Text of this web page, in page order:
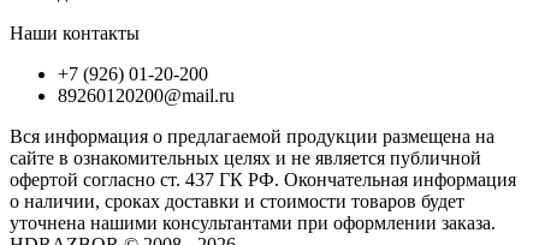
Наши контакты
+7 (926) 01-20-200
89260120200@mail.ru
Вся информация о предлагаемой продукции размещена на
сайте в ознакомительных целях и не является публичной
офертой согласно ст. 437 ГК РФ. Окончательная информация
о наличии, сроках доставки и стоимости товаров будет
уточнена нашими консультантами при оформлении заказа.